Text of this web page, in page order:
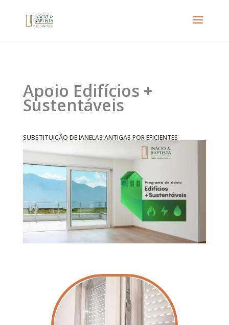
Apoio Edifícios +
Sustentáveis
SUBSTITUIÇÃO DE JANELAS ANTIGAS POR EFICIENTES